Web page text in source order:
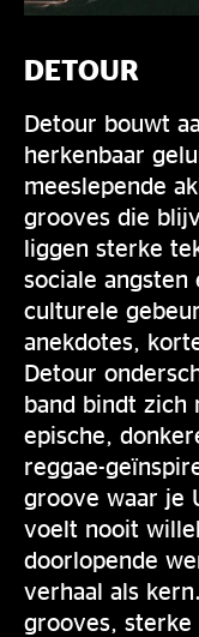
DETOUR
Detour bouwt
herkenbaar
meeslepende
grooves die
liggen sterke
sociale
culturele
anekdotes,
Detour
band bindt zich
epische,
reggae-
groove waar je
voelt nooit
doorlopende
verhaal als
grooves,